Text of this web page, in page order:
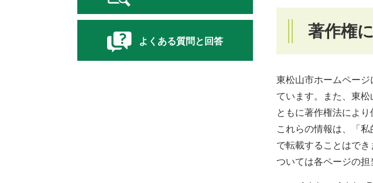
著作権
東松山市ホームペー
ています。また、東
ともに著作権法によ
これらの情報は、「
で転載することはで
ついては各ページの担
よくある質問と回答